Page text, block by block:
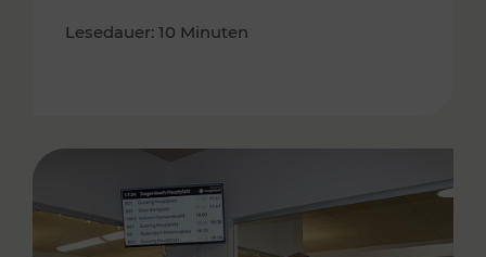
Lesedauer: 10 Minuten